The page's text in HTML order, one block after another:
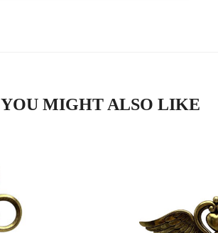
YOU MIGHT ALSO LIKE